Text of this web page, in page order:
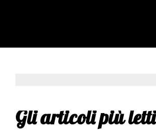
Gli articoli più letti